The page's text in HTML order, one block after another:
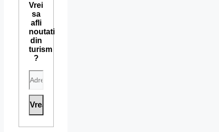
Vrei
sa
afli
noutati
din
turism
?